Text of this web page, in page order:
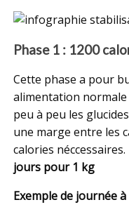
Phase 1 : 1200
Cette phase a pour
alimentation
peu à peu les
une marge entre les
calories
jours pour 1 kg
Exemple de journée